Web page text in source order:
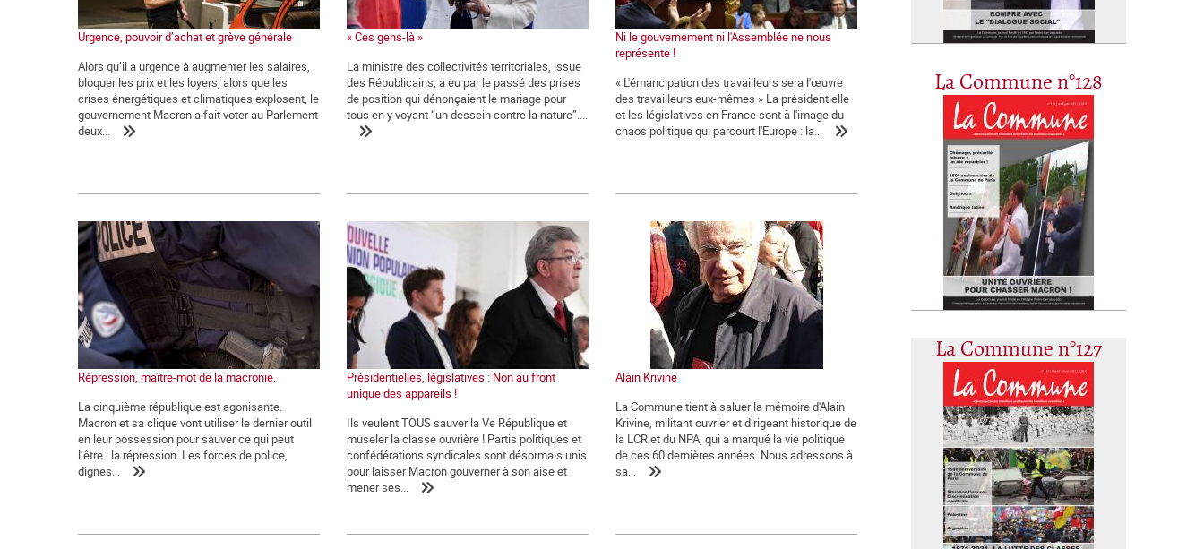
La Commune n°128
La Commune n°127
Urgence, pouvoir d’achat et grève générale
Alors qu’il a urgence à augmenter les salaires,
bloquer les prix et les loyers, alors que les
crises énergétiques et climatiques explosent, le
gouvernement Macron a fait voter au Parlement
deux...
« Ces gens-là »
La ministre des collectivités territoriales, issue
des Républicains, a eu par le passé des prises
de position qui dénonçaient le mariage pour
tous en y voyant “un dessein contre la nature”....
Ni le gouvernement ni l'Assemblée ne nous
représente !
« L'émancipation des travailleurs sera l'œuvre
des travailleurs eux-mêmes » La présidentielle
et les législatives en France sont à l'image du
chaos politique qui parcourt l'Europe : la...
Répression, maître-mot de la macronie.
La cinquième république est agonisante.
Macron et sa clique vont utiliser le dernier outil
en leur possession pour sauver ce qui peut
l’être : la répression. Les forces de police,
dignes...
Présidentielles, législatives : Non au front
unique des appareils !
Ils veulent TOUS sauver la Ve République et
museler la classe ouvrière ! Partis politiques et
confédérations syndicales sont désormais unis
pour laisser Macron gouverner à son aise et
mener ses...
Alain Krivine
La Commune tient à saluer la mémoire d'Alain
Krivine, militant ouvrier et dirigeant historique de
la LCR et du NPA, qui a marqué la vie politique
de ces 60 dernières années. Nous adressons à
sa...